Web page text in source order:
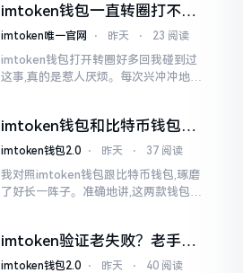
imtoken钱包一直转圈打不开
解决办法分享
imtoken唯一官网 ⋅ 昨天 ⋅ 23 阅读
imtoken钱包打开转圈好多回我碰到过
这事,真的是惹人厌烦。每次兴冲冲地开
大家说法不尽相同
imtoken钱包和比特币钱包，
谁更安全？老玩家来聊聊
imtoken钱包2.0 ⋅ 昨天 ⋅ 37 阅读
我对照imtoken钱包跟比特币钱包,琢磨
了好长一阵子。准确地讲,这两款钱包我
挺美观
imtoken验证老失败？老手教
你几招搞定
imtoken钱包2.0 ⋅ 昨天 ⋅ 40 阅读